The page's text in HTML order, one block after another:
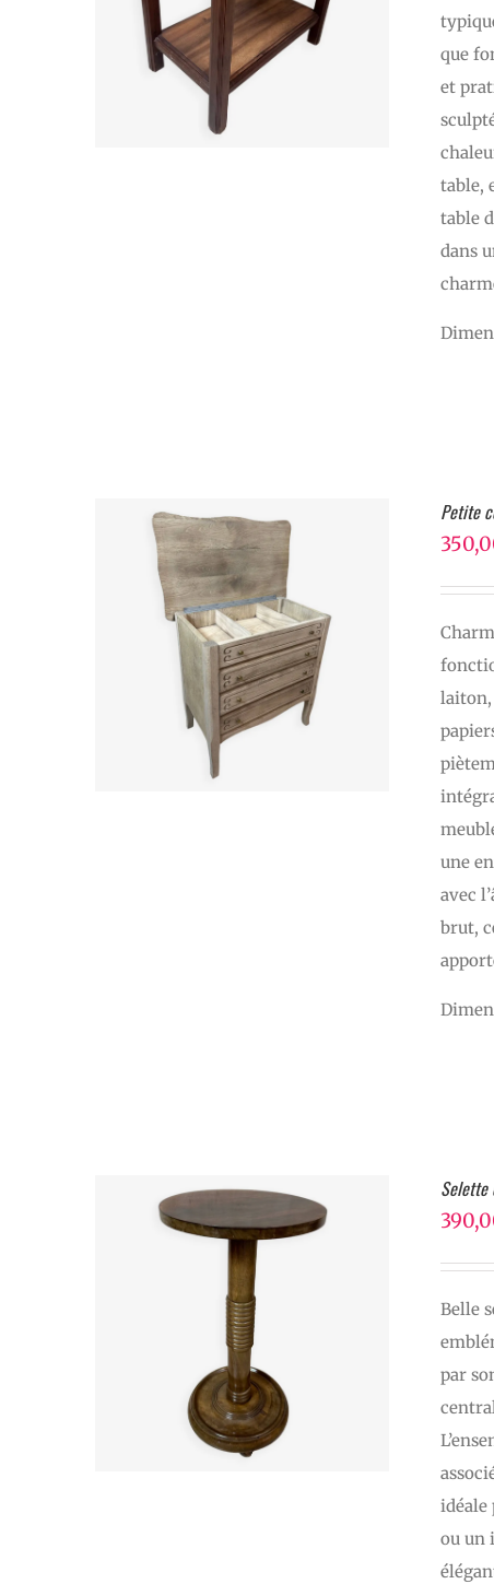
que
et
table,
table
dans
Petite
laiton,
une
avec
brut,
Selette
Belle
par
idéale
ou un